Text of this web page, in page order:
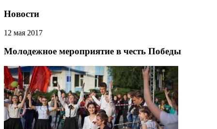
Новости
12 мая 2017
Молодежное мероприятие в честь Победы